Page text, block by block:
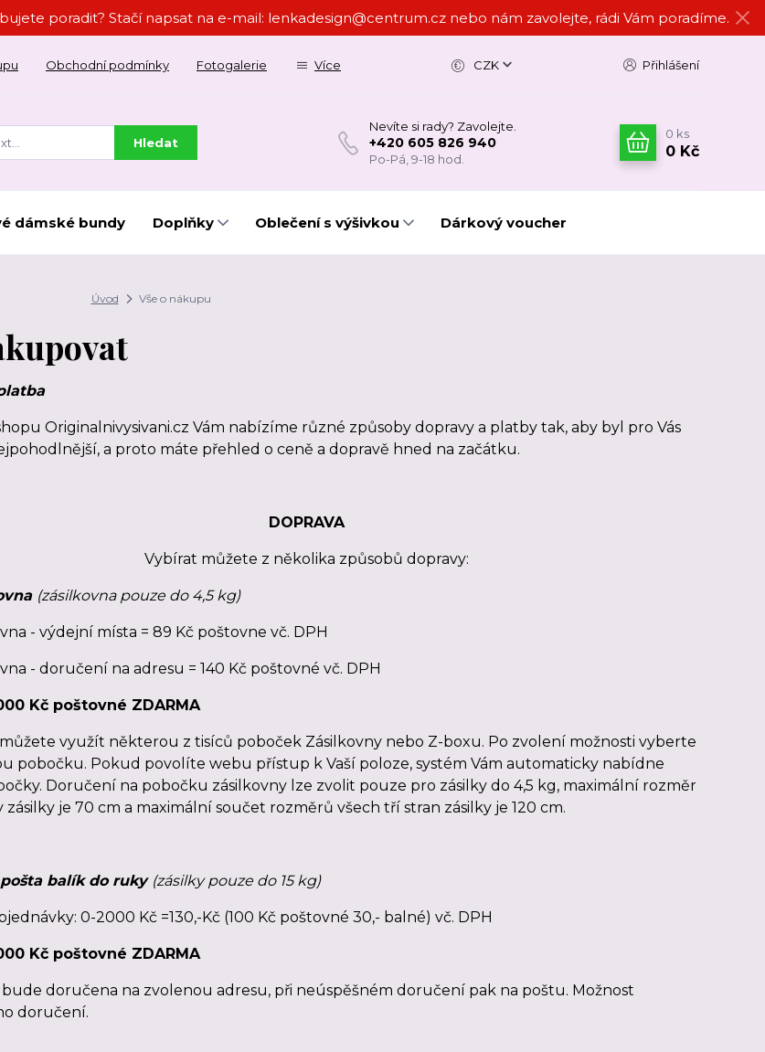
poradit? Stačí napsat na e-mail: lenkadesign@centrum.cz nebo nám zavolejte, rádi Vám poradíme.
Obchodní podmínky Fotogalerie Více CZK Přihlášení
Hledat
Nevíte si rady? Zavolejte.
+420 605 826 940
Po-Pá, 9-18 hod.
0 ks
0 Kč
dámské bundy Doplňky Oblečení s výšivkou Dárkový voucher
Úvod Vše o nákupu
Originalnivysivani.cz Vám nabízíme různé způsoby dopravy a platby tak, aby byl pro Vás
a proto máte přehled o ceně a dopravě hned na začátku.
DOPRAVA
Vybírat můžete z několika způsobů dopravy:
(zásilkovna pouze do 4,5 kg)
- výdejní místa = 89 Kč poštovne vč. DPH
- doručení na adresu = 140 Kč poštovné vč. DPH
Kč poštovné ZDARMA
využít některou z tisíců poboček Zásilkovny nebo Z-boxu. Po zvolení možnosti vyberte
pobočku. Pokud povolíte webu přístup k Vaší poloze, systém Vám automaticky nabídne
Doručení na pobočku zásilkovny lze zvolit pouze pro zásilky do 4,5 kg, maximální rozměr
zásilky je 70 cm a maximální součet rozměrů všech tří stran zásilky je 120 cm.
pošta balík do ruky (zásilky pouze do 15 kg)
0-2000 Kč =130,-Kč (100 Kč poštovné 30,- balné) vč. DPH
Kč poštovné ZDARMA
bude doručena na zvolenou adresu, při neúspěšném doručení pak na poštu. Možnost
doručení.